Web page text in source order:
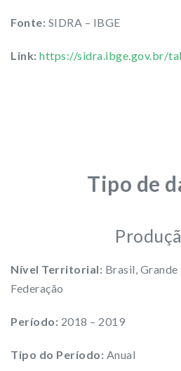
Fonte: SIDRA – IBGE
Link: https://sidra.ibge.gov.br/
Tipo de
Nível Territorial: Brasil, Grande
Federação
Período: 2018 – 2019
Tipo do Período: Anual